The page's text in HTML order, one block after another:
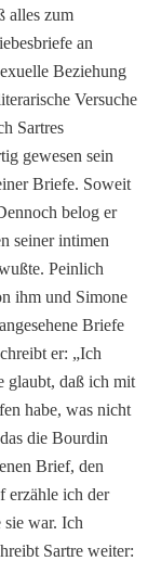
alles zum
an
Beziehung
Versuche
Sartres
gewesen sein
Briefe. Soweit
belog er
seiner intimen
Peinlich
ihm und Simone
Briefe
er: „Ich
glaubt, daß ich mit
habe, was nicht
die Bourdin
Brief, den
er­zähle ich der
war. Ich
Sartre weiter: